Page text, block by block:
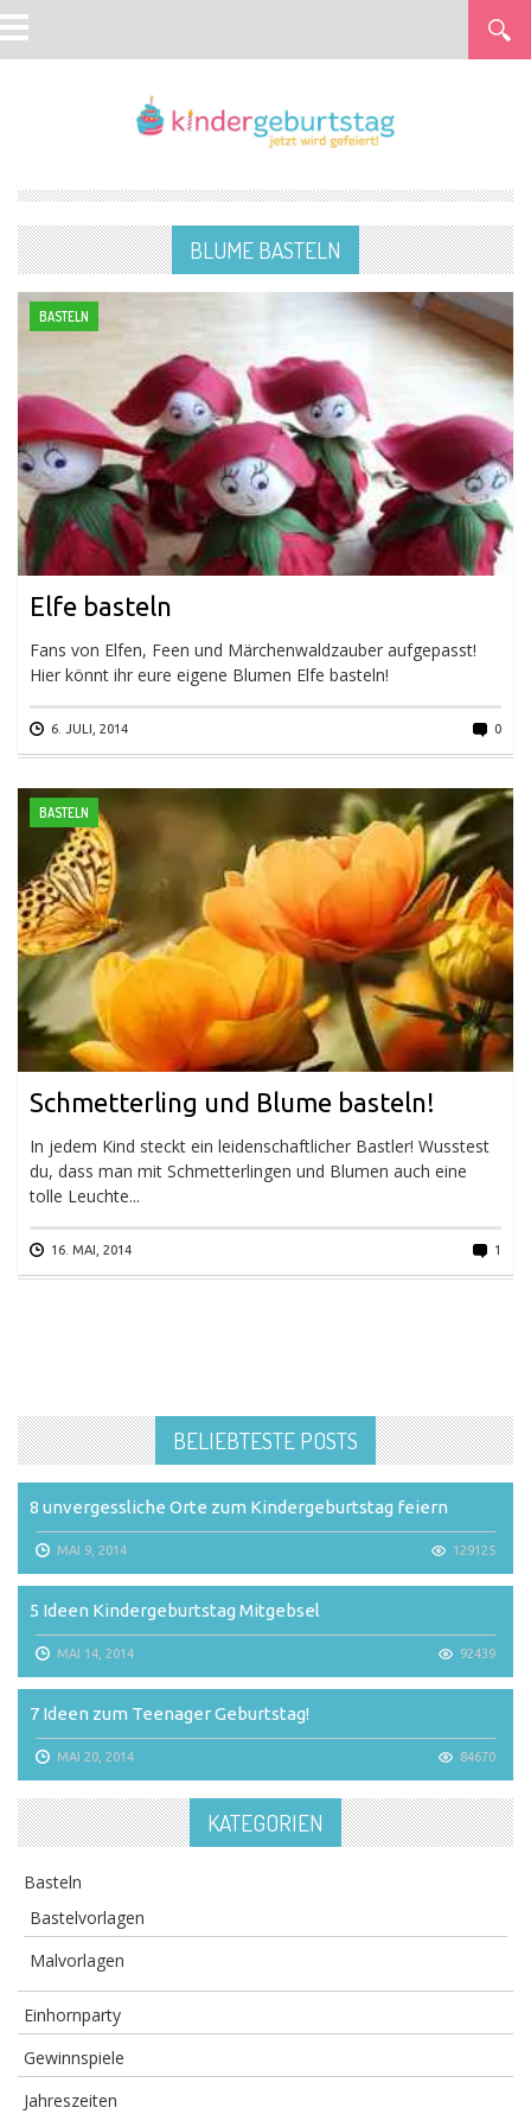
BLUME BASTELN
BASTELN
Elfe basteln
Fans von Elfen, Feen und Märchenwaldzauber aufgepasst!
Hier könnt ihr eure eigene Blumen Elfe basteln!
6. JULI, 2014 0
BASTELN
Schmetterling und Blume basteln!
In jedem Kind steckt ein leidenschaftlicher Bastler! Wusstest
du, dass man mit Schmetterlingen und Blumen auch eine
tolle Leuchte...
16. MAI, 2014 1
BELIEBTESTE POSTS
8 unvergessliche Orte zum Kindergeburtstag feiern
MAI 9, 2014 129125
5 Ideen Kindergeburtstag Mitgebsel
MAI 14, 2014 92439
7 Ideen zum Teenager Geburtstag!
MAI 20, 2014 84670
KATEGORIEN
Basteln
Bastelvorlagen
Malvorlagen
Einhornparty
Gewinnspiele
Jahreszeiten